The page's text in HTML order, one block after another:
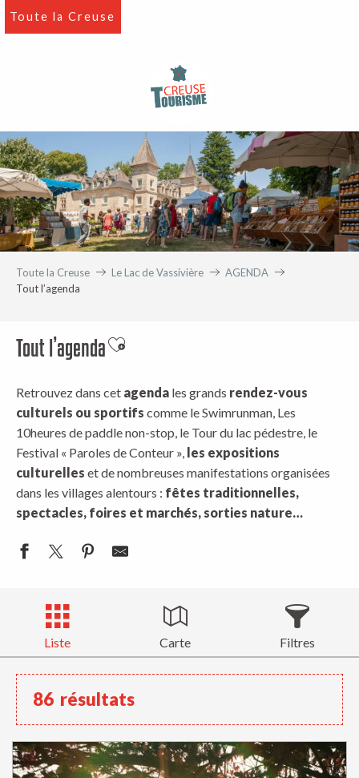
Aller
Toute la Creuse
Toute la Creuse Le Lac de Vassivière
AGENDA
Tout l’agenda
Tout l’agendaAjouter aux favoris
Retrouvez dans cet agenda les grands rendez-vous
culturels ou sportifs comme le Swimrunman, Les
10heures de paddle non-stop, le Tour du lac pédestre, le
Festival « Paroles de Conteur », les expositions
culturelles et de nombreuses manifestations organisées
dans les villages alentours : fêtes traditionnelles,
spectacles, foires et marchés, sorties nature…
Liste Carte Filtres
86 résultats